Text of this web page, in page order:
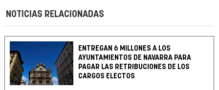
NOTICIAS RELACIONADAS
ENTREGAN 6 MILLONES A LOS
AYUNTAMIENTOS DE NAVARRA PARA
PAGAR LAS RETRIBUCIONES DE LOS
CARGOS ELECTOS